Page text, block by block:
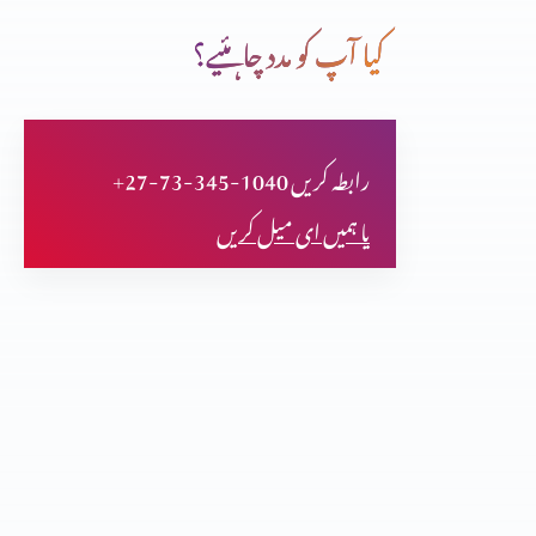
قوت کا درست استمال (حصہ 3)
فلپیوں کا خط (حصہ 2)
کیا آپ کو مدد چاہئیے؟
+27-73-345-1040 رابطہ کریں
یا ہمیں ای میل کریں